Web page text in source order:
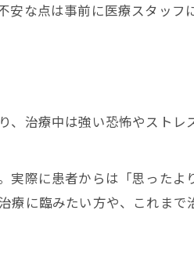
安な点は事前に医療スタッフ
、治療中は強い恐怖やストレ
実際に患者からは「思ったよ
療に臨みたい方や、これまで